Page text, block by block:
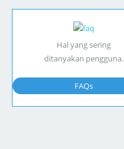
Hal yang sering
ditanyakan pengguna.
FAQs